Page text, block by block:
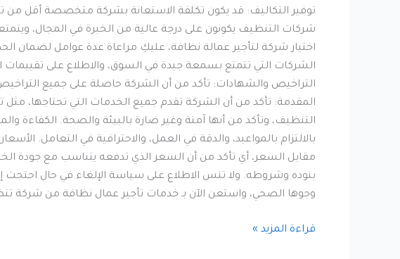
توفير التكاليف: قد يكون تكلفة الاستعانة بشركة متخصصة أقل
شركات التنظيف يكونون على درجة عالية من الخبرة في المجال،
اختيار شركة لتأجير عمالة نظافة، عليكِ مراعاة عدة عوامل
الشركات التي تتمتع بسمعة جيدة في السوق، والاطلاع على
التراخيص والشهادات: تأكد من أن الشركة حاصلة على جميع
المقدمة: تأكد من أن الشركة تقدم جميع الخدمات التي تحتاجها،
التنظيف، وتأكد من أنها آمنة وغير ضارة بالبيئة والصحة. الكفاءة
بالالتزام بالمواعيد، والدقة في العمل، والاحترافية في التعامل.
مقابل السعر، أي تأكد من أن السعر الذي تدفعه يتناسب مع جودة
بنوده وشروطه. ولا تنس الاطلاع على سياسة الإلغاء في حال
وجوها الصحي، واستعن الآن بـ خدمات تأجير عمال نظافة من شركة
قراءة المزيد »